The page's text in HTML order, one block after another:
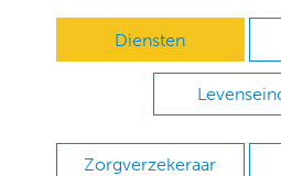
Diensten
Zorgverzekeraar